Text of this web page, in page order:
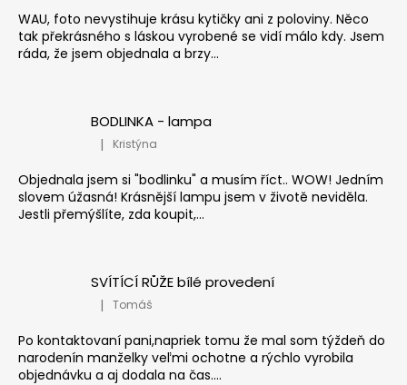
WAU, foto nevystihuje krásu kytičky ani z poloviny. Něco
tak překrásného s láskou vyrobené se vidí málo kdy. Jsem
ráda, že jsem objednala a brzy...
BODLINKA - lampa
Hodnocení produktu je 5 z 5 hvězdiček.
| Kristýna
Objednala jsem si "bodlinku" a musím říct.. WOW! Jedním
slovem úžasná! Krásnější lampu jsem v životě neviděla.
Jestli přemýšlíte, zda koupit,...
SVÍTÍCÍ RŮŽE bílé provedení
Hodnocení produktu je 5 z 5 hvězdiček.
| Tomáš
Po kontaktovaní pani,napriek tomu že mal som týždeň do
narodenín manželky veľmi ochotne a rýchlo vyrobila
objednávku a aj dodala na čas....